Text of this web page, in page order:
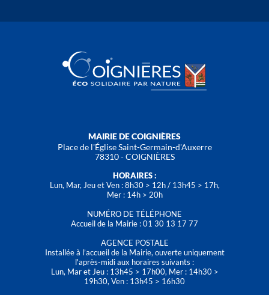
MAIRIE DE COIGNIÈRES
Place de l'Église Saint-Germain-d'Auxerre
78310 - COIGNIÈRES
HORAIRES :
Lun, Mar, Jeu et Ven : 8h30 > 12h / 13h45 > 17h,
Mer : 14h > 20h
NUMÉRO DE TÉLÉPHONE
Accueil de la Mairie : 01 30 13 17 77
AGENCE POSTALE
Installée à l’accueil de la Mairie, ouverte uniquement
l'après-midi aux horaires suivants :
Lun, Mar et Jeu : 13h45 > 17h00, Mer : 14h30 >
19h30, Ven : 13h45 > 16h30